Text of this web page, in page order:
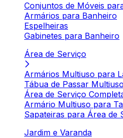
Conjuntos de Móveis
Armários para Banheiro
Espelheiras
Gabinetes para Banheiro
Área de Serviço
Armários Multiuso para
Tábua de Passar Multiuso
Área de Serviço
Armário Multiuso para
Sapateiras para Área de
Jardim e Varanda